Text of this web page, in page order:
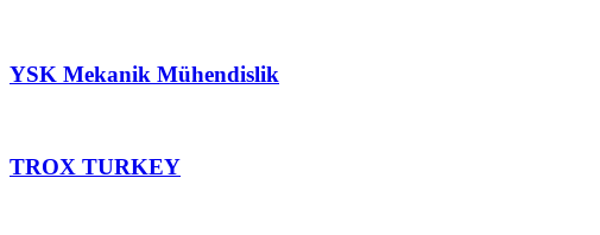
YSK Mekanik Mühendislik
TROX TURKEY